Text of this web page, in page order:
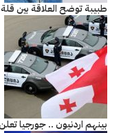
طبيبة توضح العلاقة بين
بينهم اردنيون .. جورجيا تعلن ترحيل